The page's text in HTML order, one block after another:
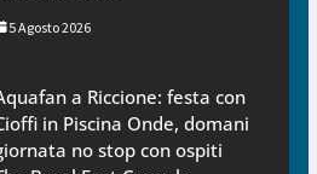
5 Agosto 2026
a Riccione: festa con
in Piscina Onde, domani
no stop con ospiti